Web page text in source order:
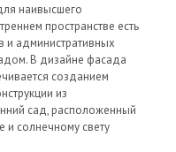
наивысшего
пространстве есть
и административных
В дизайне фасада
созданием
из
сад, расположенный
и солнечному свету